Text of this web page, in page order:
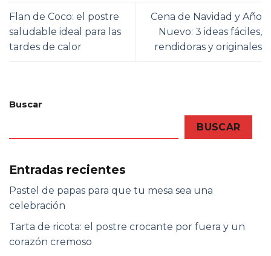
Flan de Coco: el postre
saludable ideal para las
tardes de calor
Cena de Navidad y Año
Nuevo: 3 ideas fáciles,
rendidoras y originales
Buscar
BUSCAR
Entradas recientes
Pastel de papas para que tu mesa sea una
celebración
Tarta de ricota: el postre crocante por fuera y un
corazón cremoso